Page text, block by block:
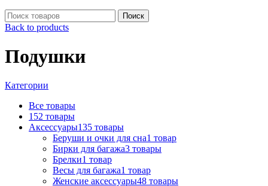
Поиск
Back to products
Подушки
Категории
Все товары
152 товары
Аксессуары135 товары
Беруши и очки для сна1 товар
Бирки для багажа3 товары
Брелки1 товар
Весы для багажа1 товар
Женские аксессуары48 товары